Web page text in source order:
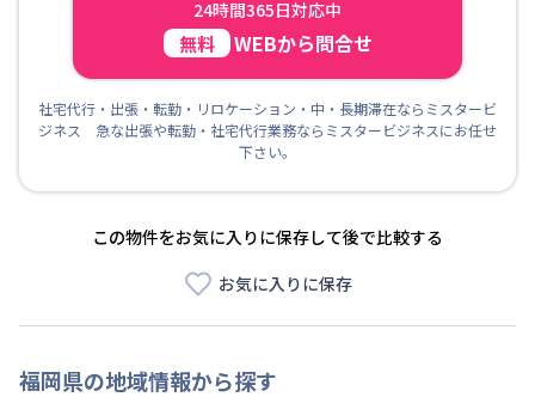
24時間365日対応中
無料 WEBから問合せ
社宅代行・出張・転勤・リロケーション・中・長期滞在ならミスタービ
ジネス 急な出張や転勤・社宅代行業務ならミスタービジネスにお任せ
下さい。
この物件をお気に入りに保存して後で比較する
お気に入りに保存
福岡県の地域情報から探す